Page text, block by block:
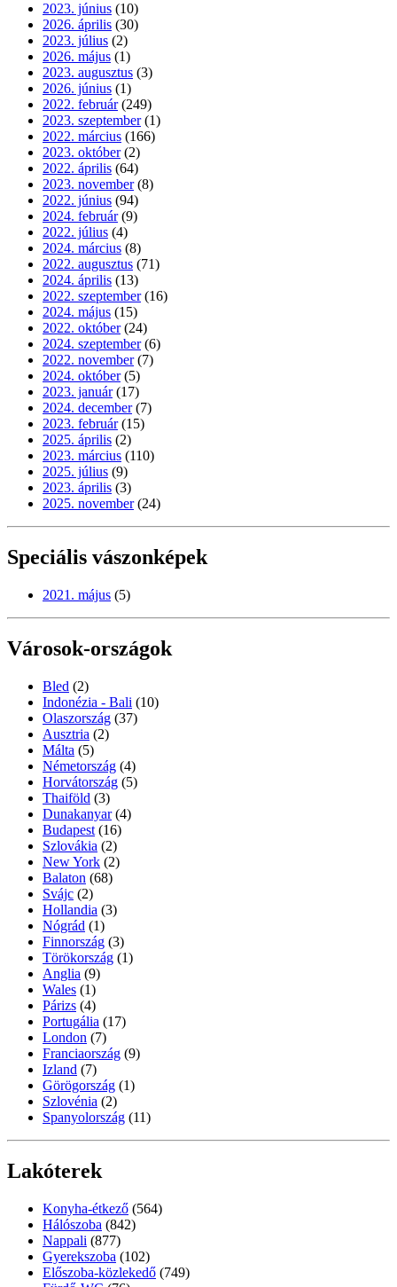
2023. június (10)
2026. április (30)
2023. július (2)
2026. május (1)
2023. augusztus (3)
2026. június (1)
2022. február (249)
2023. szeptember (1)
2022. március (166)
2023. október (2)
2022. április (64)
2023. november (8)
2022. június (94)
2024. február (9)
2022. július (4)
2024. március (8)
2022. augusztus (71)
2024. április (13)
2022. szeptember (16)
2024. május (15)
2022. október (24)
2024. szeptember (6)
2022. november (7)
2024. október (5)
2023. január (17)
2024. december (7)
2023. február (15)
2025. április (2)
2023. március (110)
2025. július (9)
2023. április (3)
2025. november (24)
Speciális vászonképek
2021. május (5)
Városok-országok
Bled (2)
Indonézia - Bali (10)
Olaszország (37)
Ausztria (2)
Málta (5)
Németország (4)
Horvátország (5)
Thaiföld (3)
Dunakanyar (4)
Budapest (16)
Szlovákia (2)
New York (2)
Balaton (68)
Svájc (2)
Hollandia (3)
Nógrád (1)
Finnország (3)
Törökország (1)
Anglia (9)
Wales (1)
Párizs (4)
Portugália (17)
London (7)
Franciaország (9)
Izland (7)
Görögország (1)
Szlovénia (2)
Spanyolország (11)
Lakóterek
Konyha-étkező (564)
Hálószoba (842)
Nappali (877)
Gyerekszoba (102)
Előszoba-közlekedő (749)